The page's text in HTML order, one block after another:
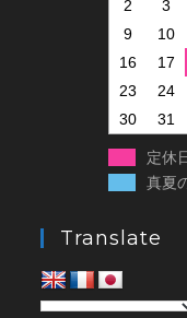
2
3
9
10
16
17
23
24
30
31
定休
真夏
Translate